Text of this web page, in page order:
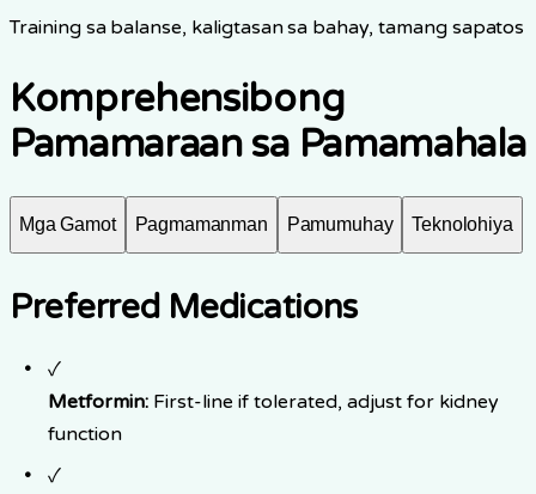
Training sa balanse, kaligtasan sa bahay, tamang sapatos
Komprehensibong
Pamamaraan sa Pamamahala
Mga Gamot Pagmamanman Pamumuhay Teknolohiya
Preferred Medications
✓
Metformin: First-line if tolerated, adjust for kidney
function
✓